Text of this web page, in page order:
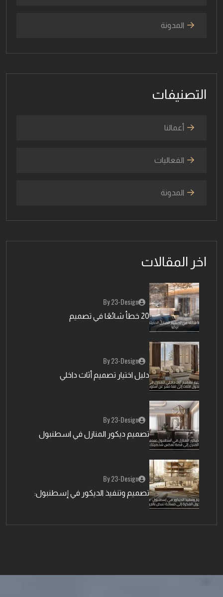
المدونة
التصنيفات
أعمالنا
الفعاليات
المدونة
اخر المقالات
By 23-Design
20 خطأ شائعًا في تصميم
By 23-Design
دليل اختيار تصميم أثاث داخلي
By 23-Design
تصميم ديكور المنازل في اسطنبول
By 23-Design
تصميم وتنفيذ الديكور في إسطنبول: